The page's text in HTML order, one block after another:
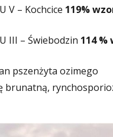
V – Kochcice 119%
III – Świebodzin 114 %
pszenżyta ozimego
brunatną,